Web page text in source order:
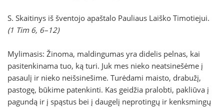
S. Skaitinys iš šventojo apaštalo Pauliaus Laiško Timotiejui.
(1 Tim 6, 6–12)
Mylimasis: Žinoma, maldingumas yra didelis pelnas, kai
pasitenkinama tuo, ką turi. Juk mes nieko neatsinešėme į
pasaulį ir nieko neišsinešime. Turėdami maisto, drabužį,
pastogę, būkime patenkinti. Kas geidžia pralobti, pakliūva į
pagundą ir į spąstus bei į daugelį neprotingų ir kenksmingų